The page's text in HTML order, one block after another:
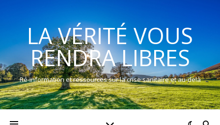
LA VÉRITÉ VOUS
RENDRA LIBRES
Ré-information et ressources sur la crise sanitaire et au-delà